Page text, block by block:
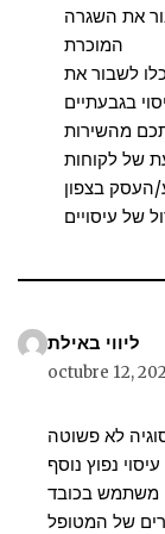
את השגרה
המוכרת
לשבור את
מהשירות
של לקוחות
ליווי באילת
octubre 12,
לא פשוטה
נפוץ נוסף
בכובד